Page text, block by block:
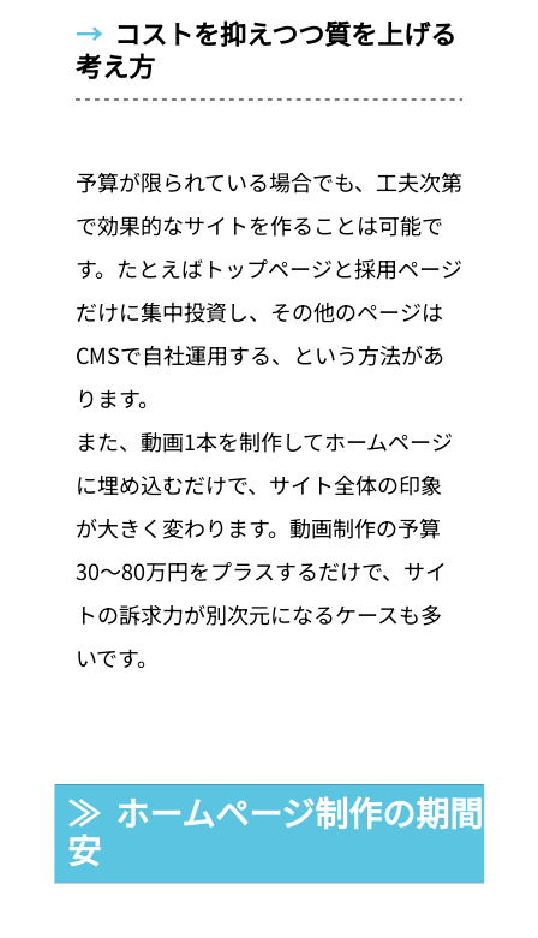
→ コストを抑えつつ質を上げる
考え方
予算が限られている場合でも、工夫次第
で効果的なサイトを作ることは可能で
す。たとえばトップページと採用ページ
だけに集中投資し、その他のページは
CMSで自社運用する、という方法があ
ります。
また、動画1本を制作してホームページ
に埋め込むだけで、サイト全体の印象
が大きく変わります。動画制作の予算
30〜80万円をプラスするだけで、サイ
トの訴求力が別次元になるケースも多
いです。
≫  ホームページ制作の期間｜
安